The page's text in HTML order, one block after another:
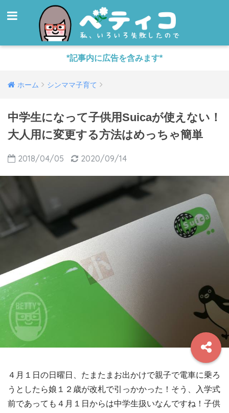
*記事内に広告を含みます*
ホーム シンママ子育て
中学生になって子供用Suicaが使えない！
大人用に変更する方法はめっちゃ簡単
2018/04/05 2020/09/14
４月１日の日曜日、たまたまお出かけで親子で電車に乗ろ
うとしたら娘１２歳が改札で引っかかった！そう、入学式
前であっても４月１日からは中学生扱いなんですね！子供